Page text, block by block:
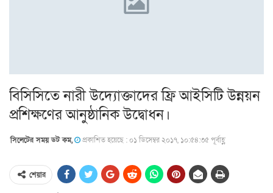
বিসিসিতে নারী উদ্যোক্তাদের ফ্রি আইসিটি উন্নয়ন
প্রশিক্ষণের আনুষ্ঠানিক উদ্বোধন।
সিলেটের সময় ডট কম, প্রকাশিত হয়েছে : ০১ ডিসেম্বর ২০১৭, ১০:৫৪:৩৫ পূর্বাহ্ণ
শেয়ার